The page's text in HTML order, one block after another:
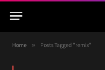
Home » Posts Tagged "remix"